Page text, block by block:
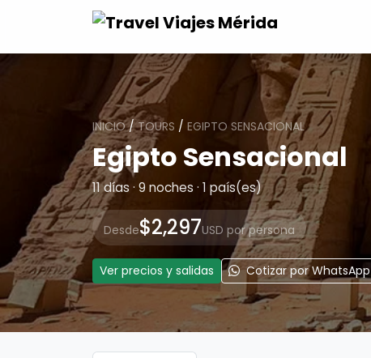
INICIO/TOURS / EGIPTO SENSACIONAL
Egipto Sensacional
11 días · 9 noches · 1 país(es)
Desde$2,297USD por persona
Ver precios y salidas Cotizar por WhatsApp